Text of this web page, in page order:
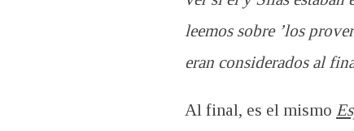
leemos sobre ’los
eran considerados al
Al final, es el mismo